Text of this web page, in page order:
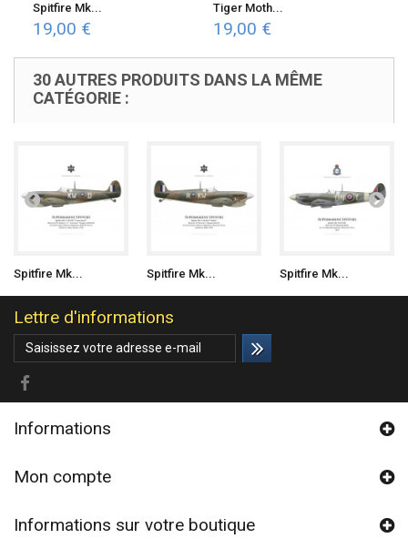
Spitfire Mk...
19,00 €
Tiger Moth...
19,00 €
30 AUTRES PRODUITS DANS LA MÊME
CATÉGORIE :
Spitfire Mk... Spitfire Mk... Spitfire Mk...
Lettre d'informations
Informations
Mon compte
Informations sur votre boutique